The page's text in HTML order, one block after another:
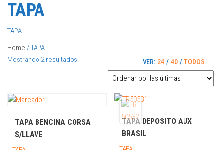
TAPA
TAPA
Home / TAPA
VER: 24 / 40 / TODOS
Mostrando 2 resultados
TAPA BENCINA CORSA
S/LLAVE
TAPA DEPOSITO AUX
BRASIL
TAPA